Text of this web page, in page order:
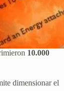
10.000
dimensionar el